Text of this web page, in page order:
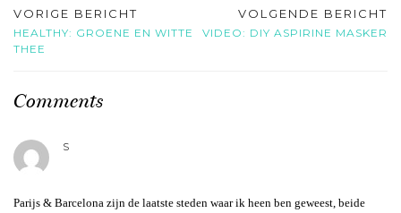
VORIGE BERICHT
HEALTHY: GROENE EN WITTE
THEE
VOLGENDE BERICHT
VIDEO: DIY ASPIRINE MASKER
Comments
S
Parijs & Barcelona zijn de laatste steden waar ik heen ben geweest, beide